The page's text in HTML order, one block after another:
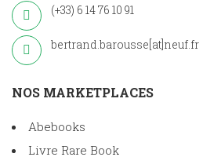
(+33) 6 14 76 10 91
bertrand.barousse[at]neuf.fr
NOS MARKETPLACES
Abebooks
Livre Rare Book